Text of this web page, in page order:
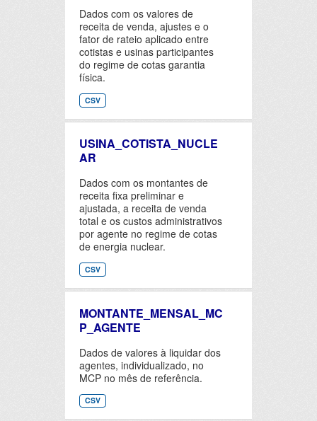
Dados com os valores de
receita de venda, ajustes e o
fator de rateio aplicado entre
cotistas e usinas participantes
do regime de cotas garantia
física.
CSV
USINA_COTISTA_NUCLE
AR
Dados com os montantes de
receita fixa preliminar e
ajustada, a receita de venda
total e os custos administrativos
por agente no regime de cotas
de energia nuclear.
CSV
MONTANTE_MENSAL_MC
P_AGENTE
Dados de valores à liquidar dos
agentes, individualizado, no
MCP no mês de referência.
CSV